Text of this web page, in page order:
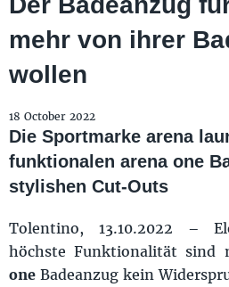
mehr von ihrer
wollen
18 October 2022
Die Sportmarke arena
funktionalen arena one
stylishen Cut-Outs
Tolentino, 13.10.2022 –
höchste Funktionalität sind
one Badeanzug kein